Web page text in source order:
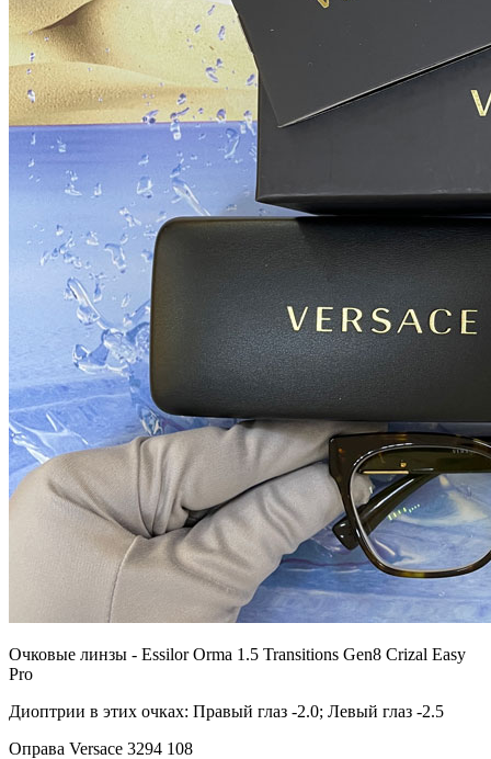
Очковые линзы - Essilor Orma 1.5 Transitions Gen8 Crizal Easy
Pro
Диоптрии в этих очках: Правый глаз -2.0; Левый глаз -2.5
Оправа Versace 3294 108